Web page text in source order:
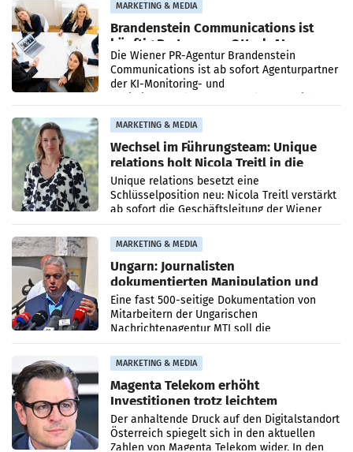
MARKETING & MEDIA
Brandenstein Communications ist
künftig Partner von OtterlyAI
Die Wiener PR-Agentur Brandenstein
Communications ist ab sofort Agenturpartner
der KI-Monitoring- und
MARKETING & MEDIA
Wechsel im Führungsteam: Unique
relations holt Nicola Treitl in die
Geschäftsleitung
Unique relations besetzt eine
Schlüsselposition neu: Nicola Treitl verstärkt
ab sofort die Geschäftsleitung der Wiener
PR-Agentur an der Seite von Josef Kalina und
Anna Kalina-Mahr.
MARKETING & MEDIA
Ungarn: Journalisten
dokumentierten Manipulation und
Zensur
Eine fast 500-seitige Dokumentation von
Mitarbeitern der Ungarischen
Nachrichtenagentur MTI soll die
systematische Nachrichten-Manipulation und
Zensur bei der Agentur während der Zeit
MARKETING & MEDIA
Magenta Telekom erhöht
Investitionen trotz leichtem
Umsatzrückgang
Der anhaltende Druck auf den Digitalstandort
Österreich spiegelt sich in den aktuellen
Zahlen von Magenta Telekom wider. In den